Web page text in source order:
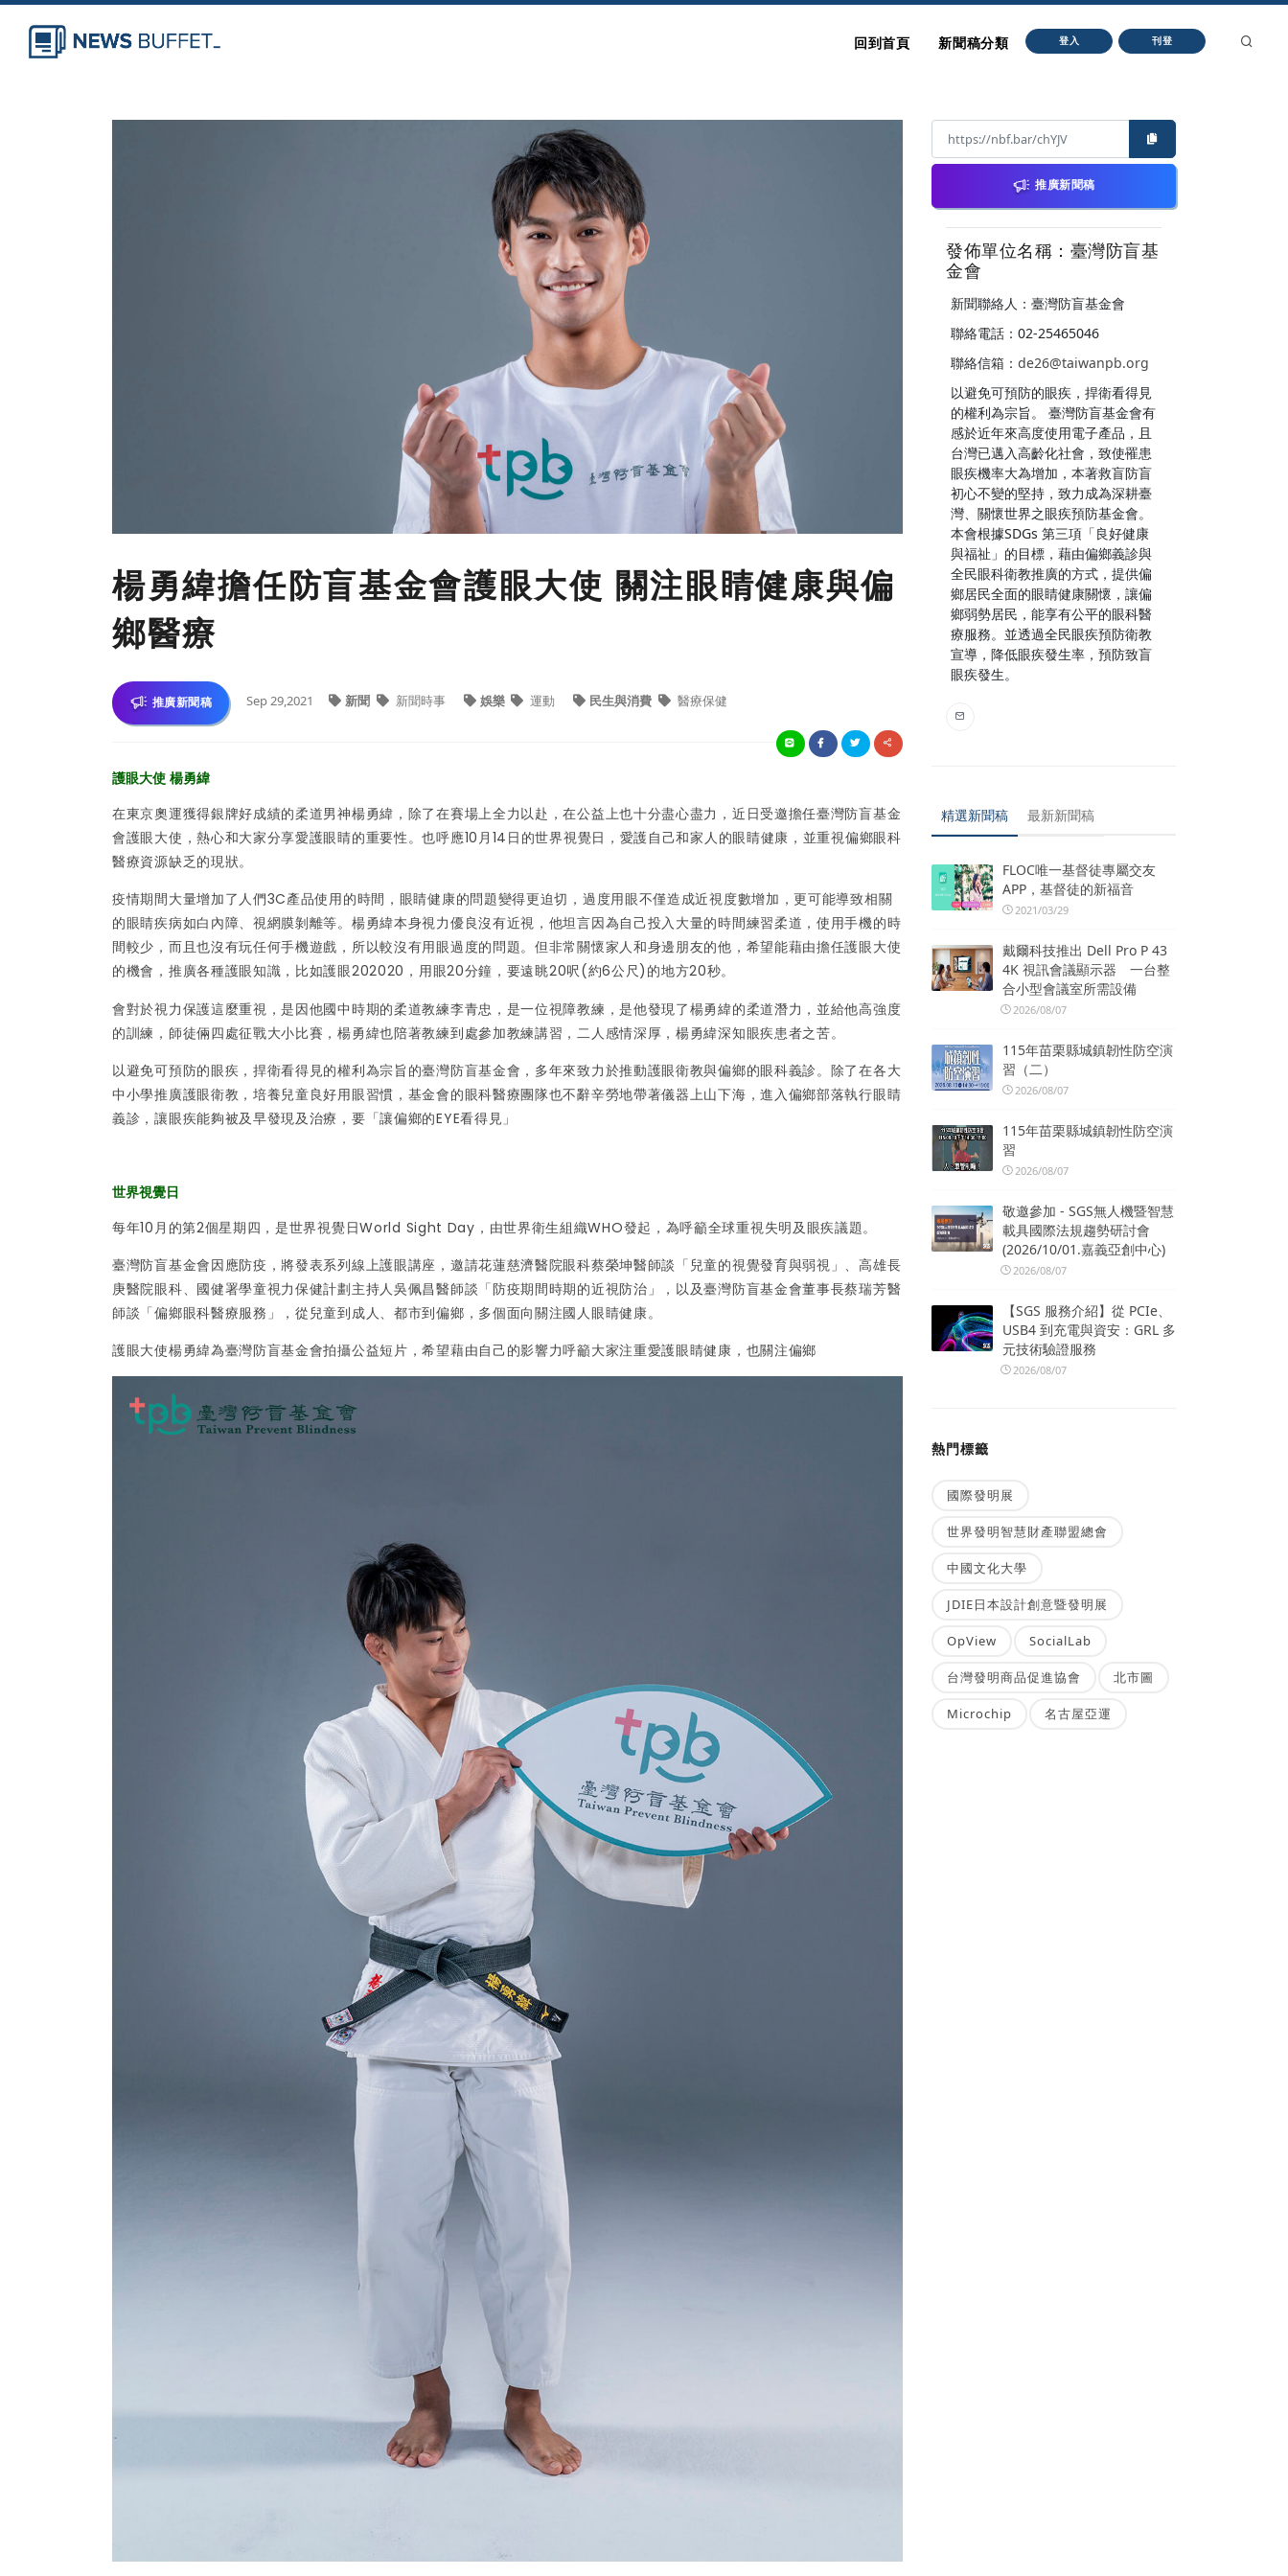
回到首頁 新聞稿分類 登入 刊登
楊勇緯擔任防盲基金會護眼大使 關注眼睛健康與偏
鄉醫療
推廣新聞稿 Sep 29,2021 新聞 新聞時事 娛樂 運動 民生與消費 醫療保健
護眼大使 楊勇緯
在東京奧運獲得銀牌好成績的柔道男神楊勇緯，除了在賽場上全力以赴，在公益上也十分盡心盡力，近日受邀擔任臺灣防盲基金
會護眼大使，熱心和大家分享愛護眼睛的重要性。也呼應10月14日的世界視覺日，愛護自己和家人的眼睛健康，並重視偏鄉眼科
醫療資源缺乏的現狀。
疫情期間大量增加了人們3C產品使用的時間，眼睛健康的問題變得更迫切，過度用眼不僅造成近視度數增加，更可能導致相關
的眼睛疾病如白內障、視網膜剝離等。楊勇緯本身視力優良沒有近視，他坦言因為自己投入大量的時間練習柔道，使用手機的時
間較少，而且也沒有玩任何手機遊戲，所以較沒有用眼過度的問題。但非常關懷家人和身邊朋友的他，希望能藉由擔任護眼大使
的機會，推廣各種護眼知識，比如護眼202020，用眼20分鐘，要遠眺20呎(約6公尺)的地方20秒。
會對於視力保護這麼重視，是因他國中時期的柔道教練李青忠，是一位視障教練，是他發現了楊勇緯的柔道潛力，並給他高強度
的訓練，師徒倆四處征戰大小比賽，楊勇緯也陪著教練到處參加教練講習，二人感情深厚，楊勇緯深知眼疾患者之苦。
以避免可預防的眼疾，捍衛看得見的權利為宗旨的臺灣防盲基金會，多年來致力於推動護眼衛教與偏鄉的眼科義診。除了在各大
中小學推廣護眼衛教，培養兒童良好用眼習慣，基金會的眼科醫療團隊也不辭辛勞地帶著儀器上山下海，進入偏鄉部落執行眼睛
義診，讓眼疾能夠被及早發現及治療，要「讓偏鄉的EYE看得見」
世界視覺日
每年10月的第2個星期四，是世界視覺日World Sight Day，由世界衛生組織WHO發起，為呼籲全球重視失明及眼疾議題。
臺灣防盲基金會因應防疫，將發表系列線上護眼講座，邀請花蓮慈濟醫院眼科蔡榮坤醫師談「兒童的視覺發育與弱視」、高雄長
庚醫院眼科、國健署學童視力保健計劃主持人吳佩昌醫師談「防疫期間時期的近視防治」，以及臺灣防盲基金會董事長蔡瑞芳醫
師談「偏鄉眼科醫療服務」，從兒童到成人、都市到偏鄉，多個面向關注國人眼睛健康。
護眼大使楊勇緯為臺灣防盲基金會拍攝公益短片，希望藉由自己的影響力呼籲大家注重愛護眼睛健康，也關注偏鄉
推廣新聞稿
發佈單位名稱：臺灣防盲基
金會
新聞聯絡人：臺灣防盲基金會
聯絡電話：02-25465046
聯絡信箱： de26@taiwanpb.org
以避免可預防的眼疾，捍衛看得見
的權利為宗旨。 臺灣防盲基金會有
感於近年來高度使用電子產品，且
台灣已邁入高齡化社會，致使罹患
眼疾機率大為增加，本著救盲防盲
初心不變的堅持，致力成為深耕臺
灣、關懷世界之眼疾預防基金會。
本會根據SDGs 第三項「良好健康
與福祉」的目標，藉由偏鄉義診與
全民眼科衛教推廣的方式，提供偏
鄉居民全面的眼睛健康關懷，讓偏
鄉弱勢居民，能享有公平的眼科醫
療服務。並透過全民眼疾預防衛教
宣導，降低眼疾發生率，預防致盲
眼疾發生。
精選新聞稿 最新新聞稿
FLOC唯一基督徒專屬交友
APP，基督徒的新福音
2021/03/29
戴爾科技推出 Dell Pro P 43
4K 視訊會議顯示器 一台整
合小型會議室所需設備
2026/08/07
115年苗栗縣城鎮韌性防空演
習（二）
2026/08/07
115年苗栗縣城鎮韌性防空演
習
2026/08/07
敬邀參加 - SGS無人機暨智慧
載具國際法規趨勢研討會
(2026/10/01.嘉義亞創中心)
2026/08/07
【SGS 服務介紹】從 PCIe、
USB4 到充電與資安：GRL 多
元技術驗證服務
2026/08/07
熱門標籤
國際發明展
世界發明智慧財產聯盟總會
中國文化大學
JDIE日本設計創意暨發明展
OpView SocialLab
台灣發明商品促進協會 北市圖
Microchip 名古屋亞運